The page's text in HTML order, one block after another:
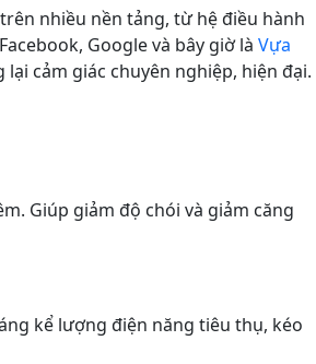
nhiều nền tảng, từ hệ điều hành
Google và bây giờ là Vựa
cảm giác chuyên nghiệp, hiện đại.
Giúp giảm độ chói và giảm căng
kể lượng điện năng tiêu thụ, kéo